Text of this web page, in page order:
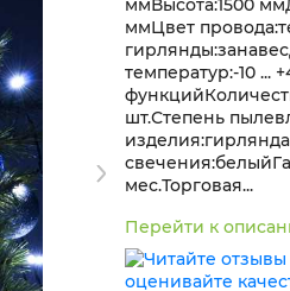
ммВысота:1500
ммЦвет
температур:-10 ...
шт.Степень
мес.Торговая...
Перейти к